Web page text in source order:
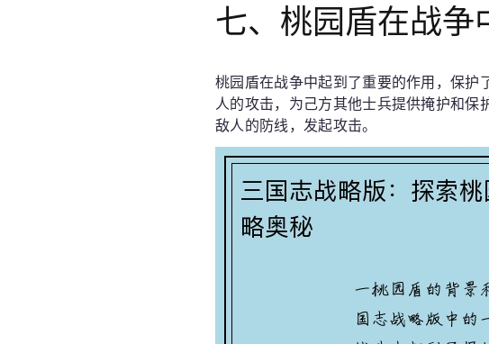
七、桃园盾在战争
桃园盾在战争中起到了重要的作用，保
人的攻击，为己方其他士兵提供掩护和
敌人的防线，发起攻击。